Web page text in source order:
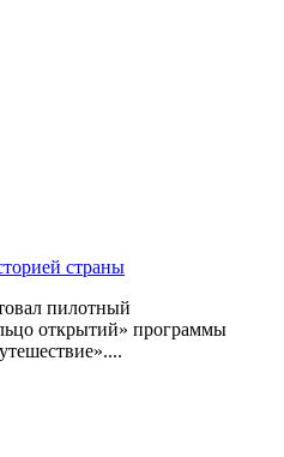
страны
пилотный
открытий» программы